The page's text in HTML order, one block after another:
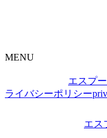
MENU
エスプ
ライバシーポリシー
エス